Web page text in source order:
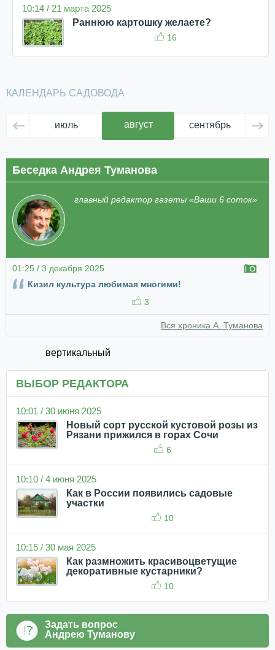
10:14 / 21 марта 2025
Раннюю картошку желаете?
16
КАЛЕНДАРЬ САДОВОДА
июль август сентябрь
Беседка Андрея Туманова
главный редактор газеты «Ваши 6 соток»
01:25 / 3 декабря 2025
Кизил культура любимая многими!
3
Вся хроника А. Туманова
вертикальный
ВЫБОР РЕДАКТОРА
10:01 / 30 июня 2025
Новый сорт русской кустовой розы из
Рязани прижился в горах Сочи
6
10:10 / 4 июня 2025
Как в России появились садовые
участки
10
10:15 / 30 мая 2025
Как размножить красивоцветущие
декоративные кустарники?
10
Задать вопрос
Андрею Туманову